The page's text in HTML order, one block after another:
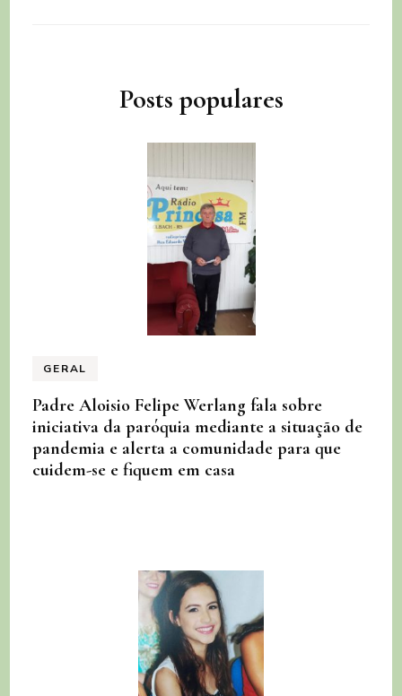
Posts populares
GERAL
Padre Aloisio Felipe Werlang fala sobre
iniciativa da paróquia mediante a situação de
pandemia e alerta a comunidade para que
cuidem-se e fiquem em casa